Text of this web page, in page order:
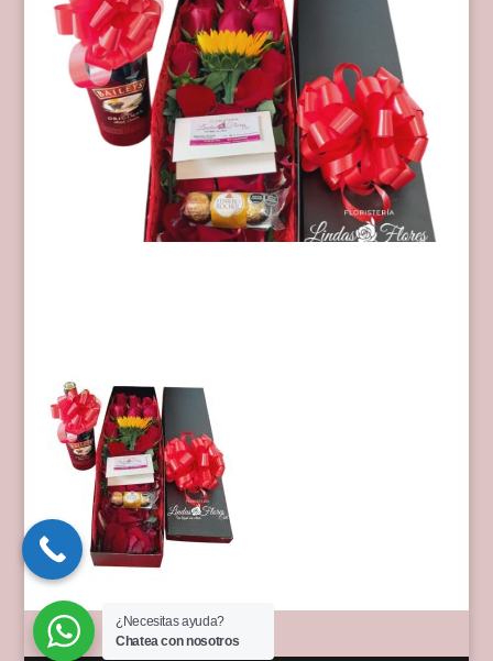
¿Necesitas ayuda?
Chatea con nosotros